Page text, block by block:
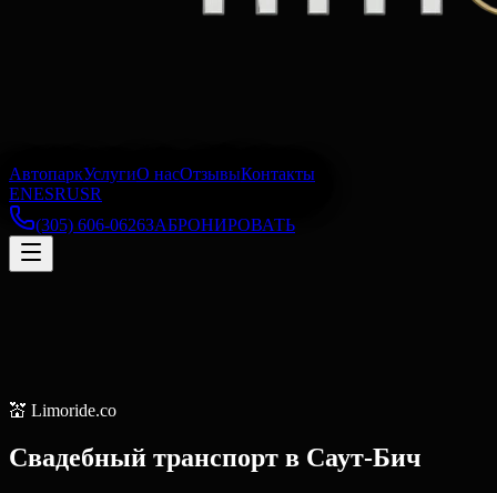
АвтопаркУслугиО насОтзывыКонтакты
ENESRUSR
(305) 606-0626ЗАБРОНИРОВАТЬ
💒 Limoride.co
Свадебный транспорт в Саут-Бич